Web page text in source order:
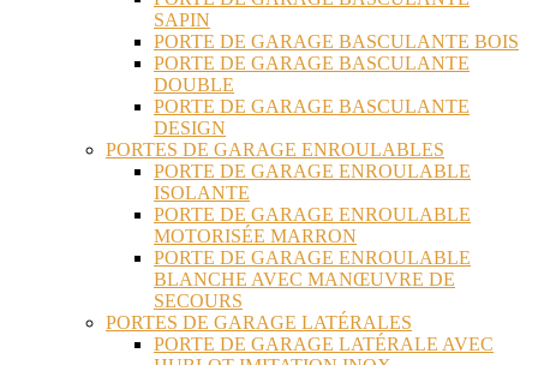
SAPIN
PORTE DE GARAGE BASCULANTE BOIS
PORTE DE GARAGE BASCULANTE
DOUBLE
PORTE DE GARAGE BASCULANTE
DESIGN
PORTES DE GARAGE ENROULABLES
PORTE DE GARAGE ENROULABLE
ISOLANTE
PORTE DE GARAGE ENROULABLE
MOTORISÉE MARRON
PORTE DE GARAGE ENROULABLE
BLANCHE AVEC MANŒUVRE DE
SECOURS
PORTES DE GARAGE LATÉRALES
PORTE DE GARAGE LATÉRALE AVEC